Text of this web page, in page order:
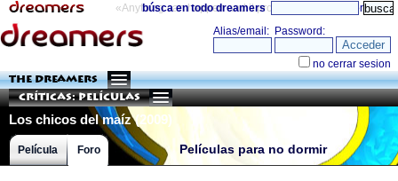
«Anything can happen and it probably will» directorio
búsca en todo dreamers
THE DREAMERS
Críticas: Películas
Los chicos del maíz (2009)
Películas para no dormir
Película Foro